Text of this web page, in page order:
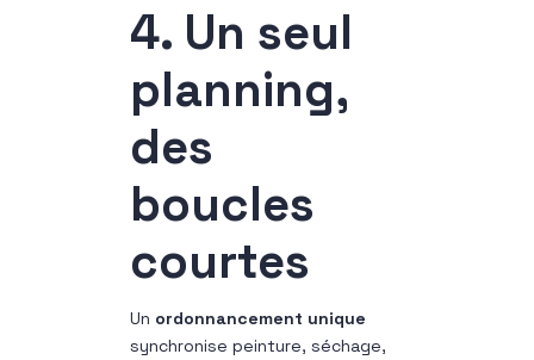
4. Un seul
planning,
des
boucles
courtes
Un ordonnancement unique
synchronise peinture, séchage,